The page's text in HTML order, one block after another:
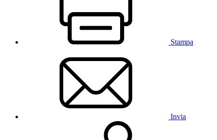
Stampa
Invia